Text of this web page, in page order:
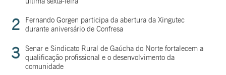
2
Fernando Gorgen participa da abertura da Xingutec
durante aniversário de Confresa
3
Senar e Sindicato Rural de Gaúcha do Norte fortalecem a
qualificação profissional e o desenvolvimento da
comunidade